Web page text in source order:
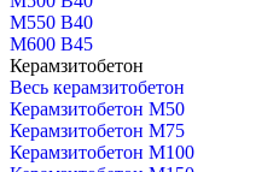
М550 В40
М600 В45
Керамзитобетон
Весь керамзитобетон
Керамзитобетон М50
Керамзитобетон М75
Керамзитобетон М100